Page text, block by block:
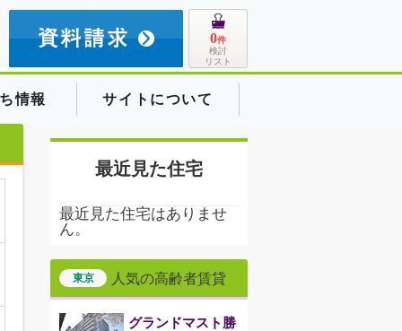
0件
検討
リスト
情報 サイトについて
最近見た住宅
最近見た住宅はありませ
ん。
東京 人気の高齢者賃貸
グランドマスト勝